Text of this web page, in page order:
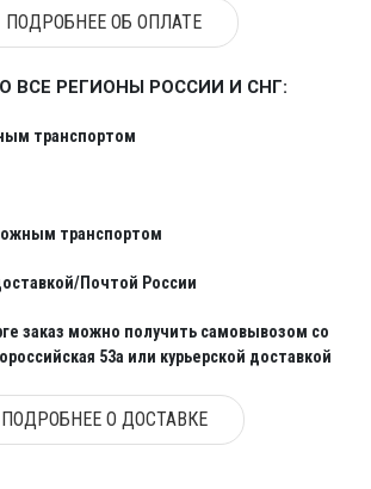
ПОДРОБНЕЕ ОБ ОПЛАТЕ
ВСЕ РЕГИОНЫ РОССИИ И СНГ:
транспортом
транспортом
Почтой России
заказ можно получить самовывозом со
53а или курьерской доставкой
ПОДРОБНЕЕ О ДОСТАВКЕ